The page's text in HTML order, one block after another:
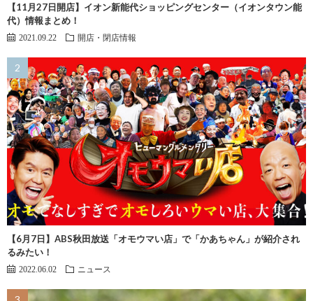
【11月27日開店】イオン新能代ショッピングセンター（イオンタウン能
代）情報まとめ！
2021.09.22 開店・閉店情報
【6月7日】ABS秋田放送「オモウマい店」で「かあちゃん」が紹介され
るみたい！
2022.06.02 ニュース